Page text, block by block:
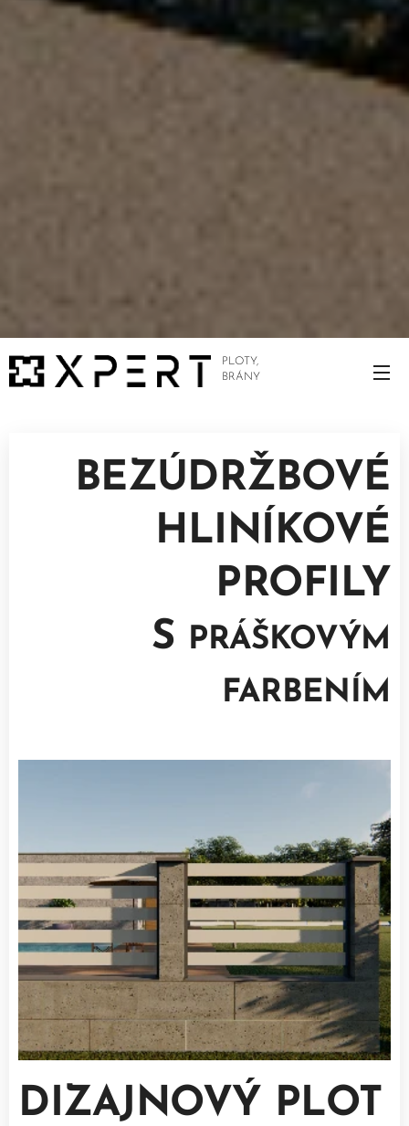
PLOTY,
BRÁNY
BEZÚDRŽBOVÉ
HLINÍKOVÉ
PROFILY
S PRÁŠKOVÝM
FARBENÍM
DIZAJNOVÝ PLOT